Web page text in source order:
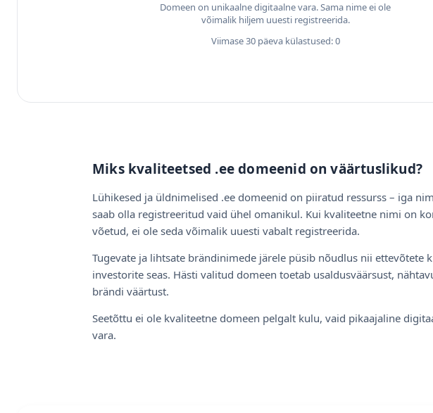
Domeen on unikaalne digitaalne vara. Sama nime ei ole
võimalik hiljem uuesti registreerida.
Viimase 30 päeva külastused: 0
Miks kvaliteetsed .ee domeenid on väärtuslikud?
Lühikesed ja üldnimelised .ee domeenid on piiratud ressurss – iga
saab olla registreeritud vaid ühel omanikul. Kui kvaliteetne nimi on
võetud, ei ole seda võimalik uuesti vabalt registreerida.
Tugevate ja lihtsate brändinimede järele püsib nõudlus nii ettevõtete
investorite seas. Hästi valitud domeen toetab usaldusväärsust,
brändi väärtust.
Seetõttu ei ole kvaliteetne domeen pelgalt kulu, vaid pikaajaline
vara.